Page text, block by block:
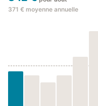
371 € moyenne annuelle